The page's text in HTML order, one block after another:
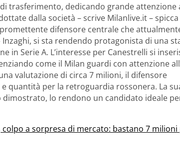
trasferimento, dedicando grande attenzione
dalla società – scrive Milanlive.it – spicca
difensore centrale che
Inzaghi, si sta rendendo protagonista di una
in Serie A. L’interesse per Canestrelli si
come il Milan guardi con attenzione
valutazione di circa 7 milioni, il difensore
quantità per la retroguardia rossonera. La
dimostrato, lo rendono un candidato ideale
a sorpresa di mercato: bastano 7 milioni